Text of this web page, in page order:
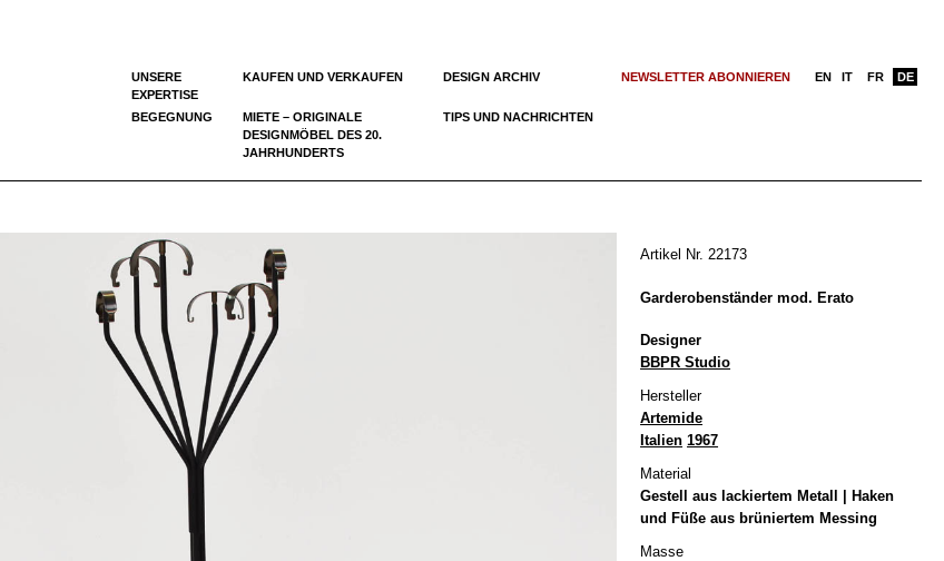
UNSERE
EXPERTISE
KAUFEN UND VERKAUFEN DESIGN ARCHIV NEWSLETTER ABONNIEREN
BEGEGNUNG
MIETE – ORIGINALE
DESIGNMÖBEL DES 20.
JAHRHUNDERTS
TIPS UND NACHRICHTEN
EN IT FR DE
Artikel Nr. 22173
Garderobenständer mod. Erato
Designer
BBPR Studio
Hersteller
Artemide
Italien 1967
Material
Gestell aus lackiertem Metall | Haken
und Füße aus brüniertem Messing
Masse